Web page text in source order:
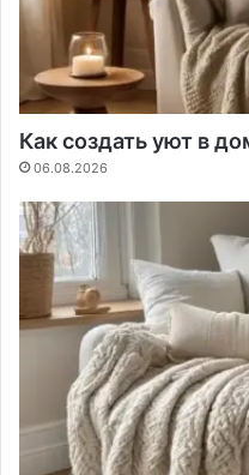
Как создать уют в
06.08.2026